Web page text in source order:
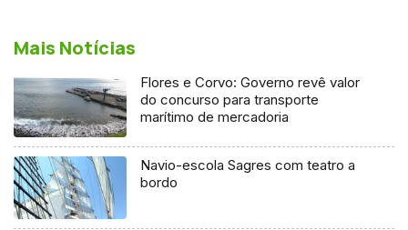
Mais Notícias
Flores e Corvo: Governo revê valor
do concurso para transporte
marítimo de mercadoria
Navio-escola Sagres com teatro a
bordo